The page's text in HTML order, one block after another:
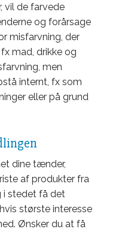
vil de farvede
og forårsage
misfarvning, der
mad, drikke og
men
internt, fx som
eller på grund
dine tænder,
af produkter fra
i stedet få det
største interesse
Ønsker du at få